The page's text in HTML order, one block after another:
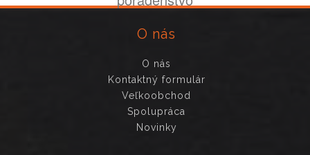
O nás
O nás
Kontaktný formulár
Veľkoobchod
Spolupráca
Novinky